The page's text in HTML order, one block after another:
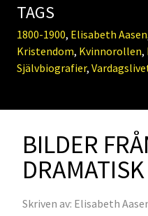
TAGS
1800-1900, Elisabeth Aasen
Kristendom, Kvinnorollen,
Självbiografier,
BILDER
Skriven av: Elisabeth